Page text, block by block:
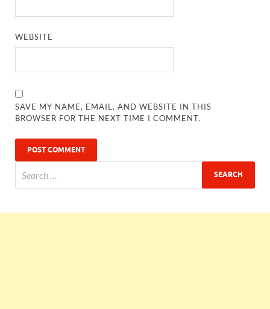
WEBSITE
SAVE MY NAME, EMAIL, AND WEBSITE IN THIS
BROWSER FOR THE NEXT TIME I COMMENT.